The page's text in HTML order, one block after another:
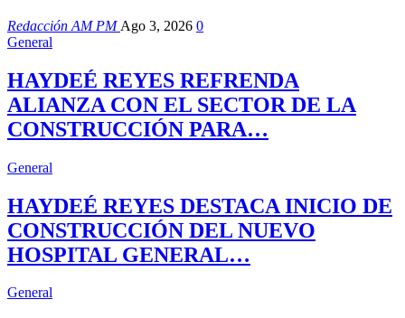
Redacción AM PM Ago 3, 2026 0
General
HAYDEÉ REYES REFRENDA
ALIANZA CON EL SECTOR DE LA
CONSTRUCCIÓN PARA…
General
HAYDEÉ REYES DESTACA INICIO DE
CONSTRUCCIÓN DEL NUEVO
HOSPITAL GENERAL…
General